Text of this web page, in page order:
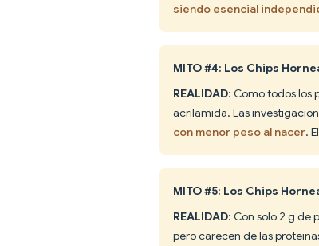
siendo esencial
MITO #4: Los Chips
REALIDAD: Como todos los
acrilamida. Las
con menor peso al nacer.
MITO #5: Los Chips
REALIDAD: Con solo 2 g de
pero carecen de las